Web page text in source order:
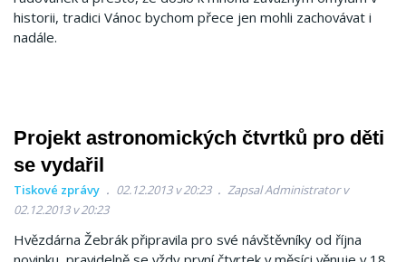
historii, tradici Vánoc bychom přece jen mohli zachovávat i
nadále.
Projekt astronomických čtvrtků pro děti
se vydařil
Tiskové zprávy 02.12.2013 v 20:23
Zapsal Administrator v
02.12.2013 v 20:23
Hvězdárna Žebrák připravila pro své návštěvníky od října